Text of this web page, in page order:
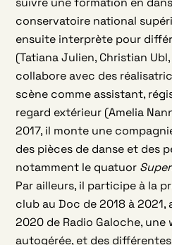
conservatoire national
ensuite interprète pour
(Tatiana Julien, Christian
collabore avec des
scène comme assistant,
regard extérieur (Amelia
2017, il monte une
des pièces de danse et des
notamment le quatuor
Par ailleurs, il participe à la
club au Doc de 2018 à 2021,
2020 de Radio Galoche, une
autogérée, et des